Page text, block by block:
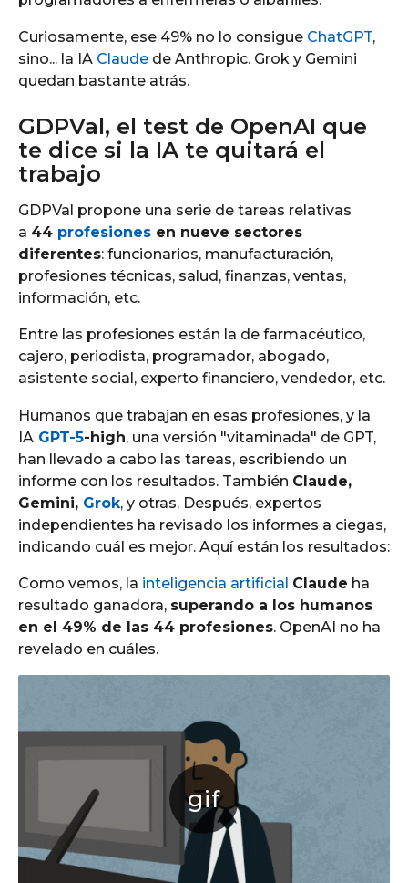
Curiosamente, ese 49% no lo consigue ChatGPT,
sino... la IA Claude de Anthropic. Grok y Gemini
quedan bastante atrás.
GDPVal, el test de OpenAI que
te dice si la IA te quitará el
trabajo
GDPVal propone una serie de tareas relativas
a 44 profesiones en nueve sectores
diferentes: funcionarios, manufacturación,
profesiones técnicas, salud, finanzas, ventas,
información, etc.
Entre las profesiones están la de farmacéutico,
cajero, periodista, programador, abogado,
asistente social, experto financiero, vendedor, etc.
Humanos que trabajan en esas profesiones, y la
IA GPT-5-high, una versión "vitaminada" de GPT,
han llevado a cabo las tareas, escribiendo un
informe con los resultados. También Claude,
Gemini, Grok, y otras. Después, expertos
independientes ha revisado los informes a ciegas,
indicando cuál es mejor. Aquí están los resultados:
Como vemos, la inteligencia artificial Claude ha
resultado ganadora, superando a los humanos
en el 49% de las 44 profesiones. OpenAI no ha
revelado en cuáles.